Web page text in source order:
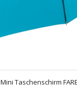
Mini Taschenschirm